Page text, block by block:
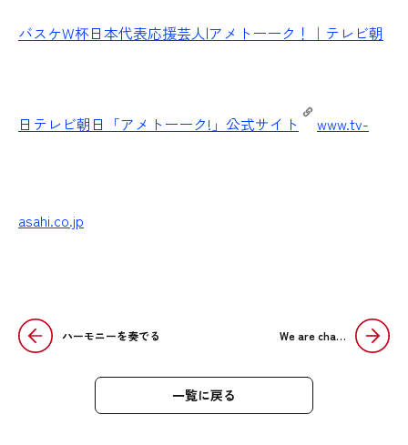
バスケW杯日本代表応援芸人|アメトーーク！｜テレビ朝
日 テレビ朝日「アメトーーク!」公式サイト www.tv-
asahi.co.jp
ハーモニーを奏でる
一覧に戻る
We are cha…